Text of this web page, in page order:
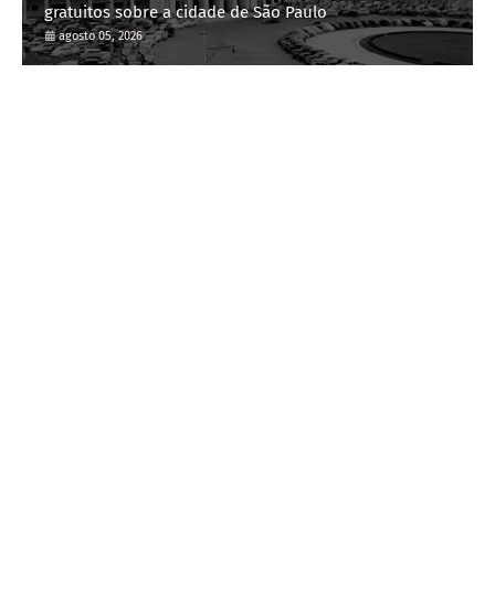
gratuitos sobre a cidade de São Paulo
agosto 05, 2026